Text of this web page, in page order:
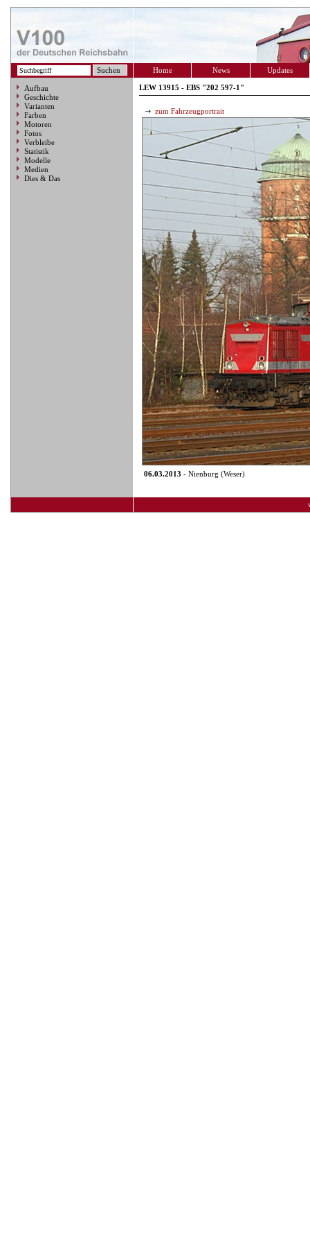
Home News Updates
Aufbau
Geschichte
Varianten
Farben
Motoren
Fotos
Verbleibe
Statistik
Modelle
Medien
Dies & Das
LEW 13915 - EBS "202 597-1"
zum Fahrzeugportrait
06.03.2013 - Nienburg (Weser)